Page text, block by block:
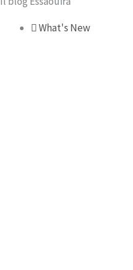
What's New